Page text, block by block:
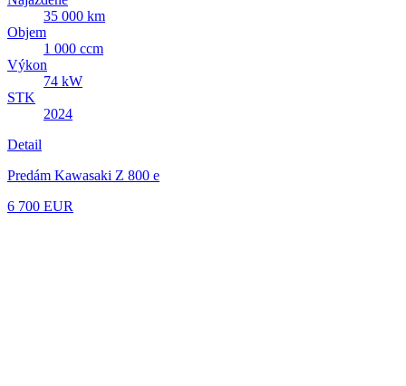
35 000 km
Objem
1 000 ccm
Výkon
74 kW
STK
2024
Detail
Predám Kawasaki Z 800 e
6 700 EUR